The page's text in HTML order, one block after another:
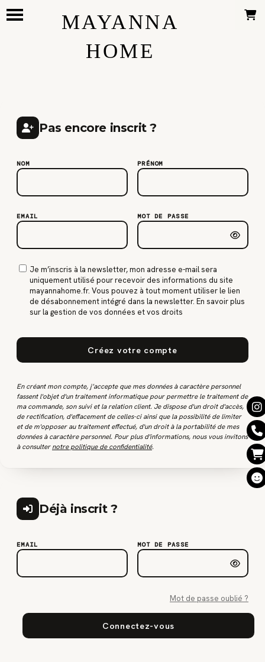
MAYANNA
HOME
Pas encore inscrit ?
NOM PRÉNOM
EMAIL MOT DE PASSE
Je m’inscris à la newsletter, mon adresse e-mail sera
uniquement utilisé pour recevoir des informations du site
mayannahome.fr. Vous pouvez à tout moment utiliser le lien
de désabonnement intégré dans la newsletter. En savoir plus
sur la gestion de vos données et vos droits
Créez votre compte
En créant mon compte, j’accepte que mes données à caractère personnel
fassent l'objet d'un traitement informatique pour permettre le traitement de
ma commande, son suivi et la relation client. Je dispose d'un droit d'accès,
de rectification, d'effacement de celles-ci ainsi que la possibilité de limiter
et de m'opposer au traitement effectué, d'un droit à la portabilité de mes
données à caractère personnel. Pour plus d'informations, nous vous invitons
à consulter notre politique de confidentialité.
Déjà inscrit ?
EMAIL MOT DE PASSE
Mot de passe oublié ?
Connectez-vous